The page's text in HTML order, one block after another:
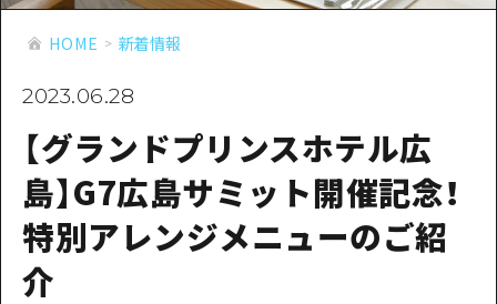
グルメ・酒
スポーツ
ナイトライフ
世界遺産
あたらしい非日常
備後
備北
芸北
広島市周辺
安芸
備北
芸北
宮島周辺
旬情報
お役立ち情報
お役立ち情報一覧
アクセス
二次交通まとめ
HOME
新着情報
HOME 新着情報
2023.06.28
【グランドプリンスホテル広
島】G7広島サミット開催記念！
特別アレンジメニューのご紹
介